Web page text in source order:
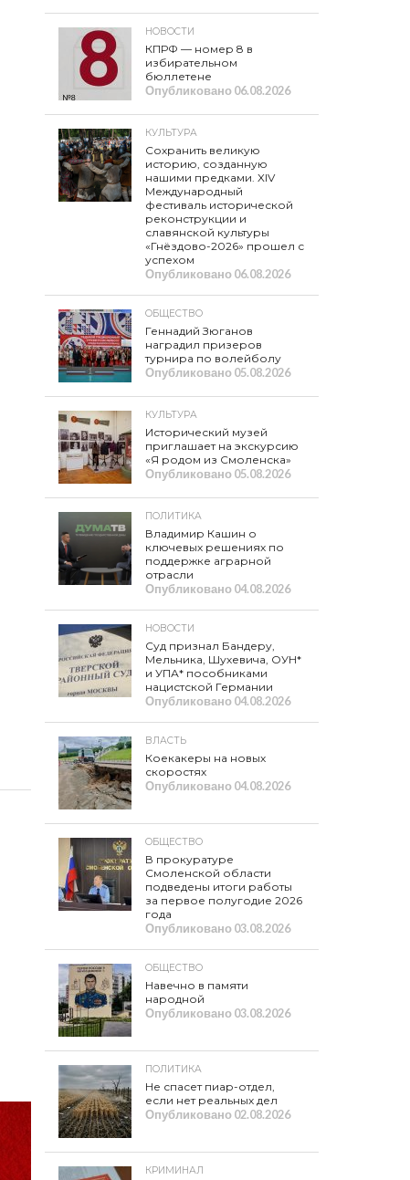
НОВОСТИ
КПРФ — номер 8 в
избирательном
бюллетене
Опубликовано06.08.2026
КУЛЬТУРА
Сохранить великую
историю, созданную
нашими предками. XIV
Международный
фестиваль исторической
реконструкции и
славянской культуры
«Гнёздово-2026» прошел с
успехом
Опубликовано06.08.2026
ОБЩЕСТВО
Геннадий Зюганов
наградил призеров
турнира по волейболу
Опубликовано05.08.2026
КУЛЬТУРА
Исторический музей
приглашает на экскурсию
«Я родом из Смоленска»
Опубликовано05.08.2026
ПОЛИТИКА
Владимир Кашин о
ключевых решениях по
поддержке аграрной
отрасли
Опубликовано04.08.2026
НОВОСТИ
Суд признал Бандеру,
Мельника, Шухевича, ОУН*
и УПА* пособниками
нацистской Германии
Опубликовано04.08.2026
ВЛАСТЬ
Коекакеры на новых
скоростях
Опубликовано04.08.2026
ОБЩЕСТВО
В прокуратуре
Смоленской области
подведены итоги работы
за первое полугодие 2026
года
Опубликовано03.08.2026
ОБЩЕСТВО
Навечно в памяти
народной
Опубликовано03.08.2026
ПОЛИТИКА
Не спасет пиар-отдел,
если нет реальных дел
Опубликовано02.08.2026
КРИМИНАЛ